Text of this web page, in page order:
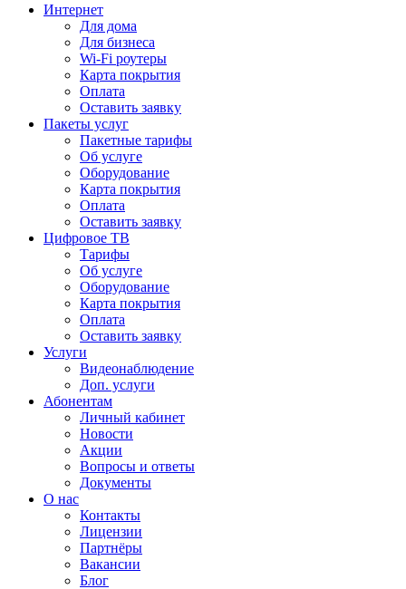
Интернет
Для дома
Для бизнеса
Wi-Fi роутеры
Карта покрытия
Оплата
Оставить заявку
Пакеты услуг
Пакетные тарифы
Об услуге
Оборудование
Карта покрытия
Оплата
Оставить заявку
Цифровое ТВ
Тарифы
Об услуге
Оборудование
Карта покрытия
Оплата
Оставить заявку
Услуги
Видеонаблюдение
Доп. услуги
Абонентам
Личный кабинет
Новости
Акции
Вопросы и ответы
Документы
О нас
Контакты
Лицензии
Партнёры
Вакансии
Блог